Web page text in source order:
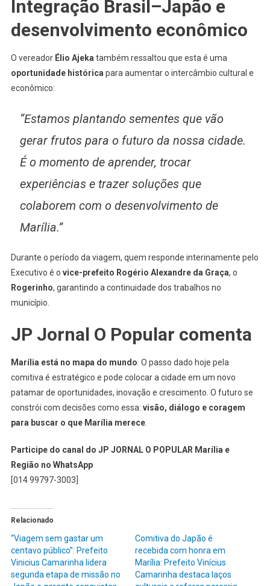
Integração Brasil–Japão e
desenvolvimento econômico
O vereador Élio Ajeka também ressaltou que esta é uma
oportunidade histórica para aumentar o intercâmbio cultural e
econômico:
“Estamos plantando sementes que vão
gerar frutos para o futuro da nossa cidade.
É o momento de aprender, trocar
experiências e trazer soluções que
colaborem com o desenvolvimento de
Marília.”
Durante o período da viagem, quem responde interinamente pelo
Executivo é o vice-prefeito Rogério Alexandre da Graça, o
Rogerinho, garantindo a continuidade dos trabalhos no
município.
JP Jornal O Popular comenta
Marília está no mapa do mundo . O passo dado hoje pela
comitiva é estratégico e pode colocar a cidade em um novo
patamar de oportunidades, inovação e crescimento. O futuro se
constrói com decisões como essa: visão, diálogo e coragem
para buscar o que Marília merece.
Participe do canal do JP JORNAL O POPULAR Marília e
Região no WhatsApp
[014 99797-3003]
Relacionado
“Viagem sem gastar um
centavo público”: Prefeito
Vinicius Camarinha lidera
segunda etapa de missão no
Comitiva do Japão é
recebida com honra em
Marília: Prefeito Vinícius
Camarinha destaca laços